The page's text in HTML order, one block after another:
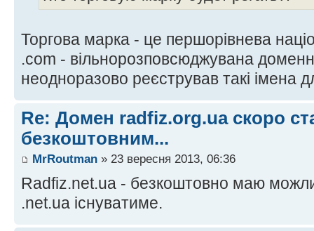
Торгова марка - це першорівнева
.com - вільнорозповсюджувана
неодноразово реєстрував такі імена
Re: Домен radfiz.org.ua скоро
безкоштовним...
MrRoutman » 23 вересня 2013, 06:36
Radfiz.net.ua - безкоштовно маю
.net.ua існуватиме.